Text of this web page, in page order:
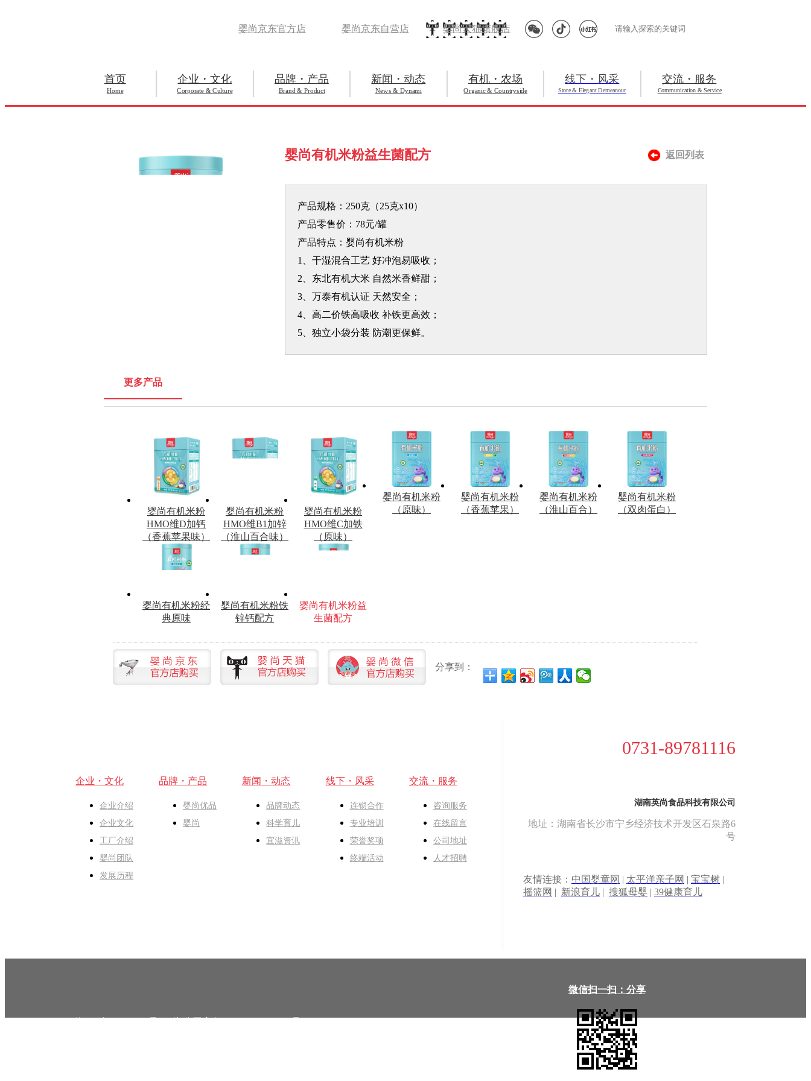
婴尚天猫旗舰店
婴尚京东自营店
婴尚京东官方店
首页
Home
企业・文化
Corporate & Culture
品牌・产品
Brand & Product
新闻・动态
News & Dynami
有机・农场
Organic & Countryside
线下・风采
Store & Elegant Demeanour
交流・服务
Communication & Service
返回列表
婴尚有机米粉益生菌配方
产品规格：250克（25克x10）
产品零售价：78元/罐
产品特点：婴尚有机米粉
1、干湿混合工艺 好冲泡易吸收；
2、东北有机大米 自然米香鲜甜；
3、万泰有机认证 天然安全；
4、高二价铁高吸收 补铁更高效；
5、独立小袋分装 防潮更保鲜。
更多产品
婴尚有机米粉
HMO维D加钙
（香蕉苹果味）
婴尚有机米粉
HMO维B1加锌
（淮山百合味）
婴尚有机米粉
HMO维C加铁
（原味）
婴尚有机米粉
（原味）
婴尚有机米粉
（香蕉苹果）
婴尚有机米粉
（淮山百合）
婴尚有机米粉
（双肉蛋白）
婴尚有机米粉经
典原味
婴尚有机米粉铁
锌钙配方
婴尚有机米粉益
生菌配方
分享到：
企业・文化
企业介绍
企业文化
工厂介绍
婴尚团队
发展历程
品牌・产品
婴尚优品
婴尚
新闻・动态
品牌动态
科学育儿
宜滋资讯
线下・风采
连锁合作
专业培训
荣誉奖项
终端活动
交流・服务
咨询服务
在线留言
公司地址
人才招聘
0731-89781116
湖南英尚食品科技有限公司
地址：湖南省长沙市宁乡经济技术开发区石泉路6
号
友情连接： 中国婴童网 | 太平洋亲子网 | 宝宝树 |
摇篮网 | 新浪育儿 | 搜狐母婴 | 39健康育儿
微信扫一扫：分享